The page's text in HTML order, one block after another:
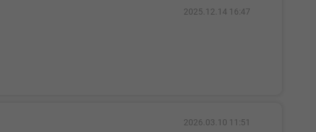
2025.12.14 16:47
2026.03.10 11:51